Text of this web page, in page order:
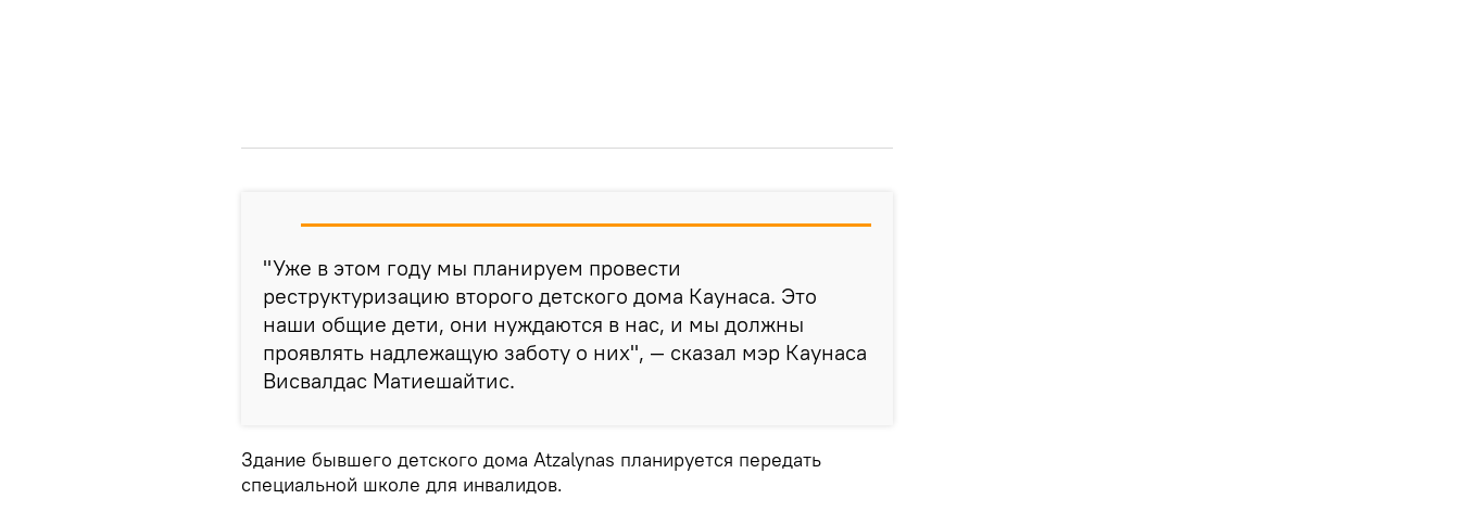
"Уже в этом году мы планируем провести
реструктуризацию второго детского дома Каунаса. Это
наши общие дети, они нуждаются в нас, и мы должны
проявлять надлежащую заботу о них", — сказал мэр Каунаса
Висвалдас Матиешайтис.
Здание бывшего детского дома Atzalynas планируется передать
специальной школе для инвалидов.